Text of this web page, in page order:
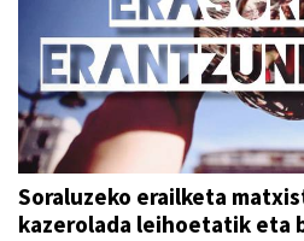
Soraluzeko erailketa
kazerolada leihoetatik eta